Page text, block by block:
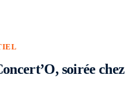
soirée chez